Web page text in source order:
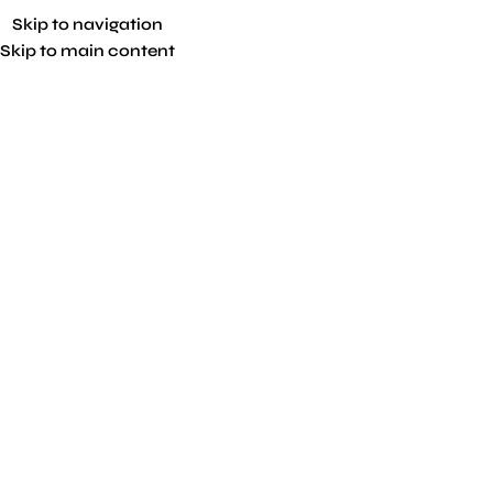
Skip to navigation
Skip to main content